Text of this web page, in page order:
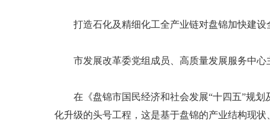
打造石化及精细化工全产业链对盘锦加快建设
市发展改革委党组成员、高质量发展服务中心
在《盘锦市国民经济和社会发展“十四五”规划
化升级的头号工程，这是基于盘锦的产业结构现